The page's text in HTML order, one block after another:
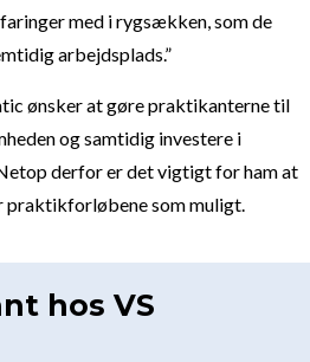
med i rygsækken, som de
arbejdsplads.”
ønsker at gøre praktikanterne til
og samtidig investere i
derfor er det vigtigt for ham at
praktikforløbene som muligt.
hos VS